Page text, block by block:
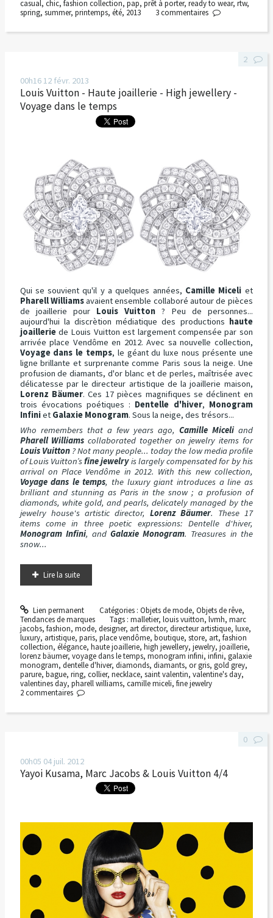
casual, chic, fashion collection, pap, prêt à porter, ready to wear, rtw,
spring, summer, printemps, été, 2013 3commentaires
00h1612 févr. 2013
Louis Vuitton - Haute joaillerie - High jewellery -
Voyage dans le temps
Qui se souvient qu'il y a quelques années, Camille Miceli et
Pharell Williamsavaient ensemble collaboré autour de pièces
de joaillerie pour Louis Vuitton? Peu de personnes...
aujourd'hui la discrètion médiatique des productions haute
joailleriede Louis Vuitton est largement compensée par son
arrivée place Vendôme en 2012. Avec sa nouvelle collection,
Voyage dans le temps, le géant du luxe nous présente une
ligne brillante et surprenante comme Paris sous la neige. Une
profusion de diamants, d'or blanc et de perles, maîtrisée avec
délicatesse par le directeur artistique de la joaillerie maison,
Lorenz Bäumer. Ces 17 pièces magnifiques se déclinent en
trois évocations poétiques : Dentelle d'hiver, Monogram
Infiniet Galaxie Monogram. Sous la neige, des trésors...
Who remembers that a few years ago, Camille Miceliand
Pharell Williams collaborated together on jewelry items for
Louis Vuitton? Not many people... today the low media profile
of Louis Vuitton’sfine jewelryis largely compensated for by his
arrival on Place Vendôme in 2012. With this new collection,
Voyage dans le temps, the luxury giant introduces a line as
brilliant and stunning as Paris in the snow ; a profusion of
diamonds, white gold, and pearls, delicately managed by the
jewelry house's artistic director, Lorenz Bäumer. These 17
items come in three poetic expressions: Dentelle d'hiver,
Monogram Infini, andGalaxie Monogram. Treasures in the
snow...
Lire la suite
Lien permanent Catégories : Objets de mode, Objets de rêve,
Tendances de marques
Tags :malletier,louis vuitton,lvmh,marc
jacobs, fashion, mode, designer, art director, directeur artistique, luxe,
luxury, artistique, paris, place vendôme, boutique, store, art, fashion
collection, élégance, haute joaillerie, high jewellery, jewelry, joaillerie,
lorenz bäumer, voyage dans le temps, monogram infini, infini, galaxie
monogram, dentelle d'hiver, diamonds, diamants, or gris, gold grey,
parure, bague, ring, collier, necklace, saint valentin, valentine's day,
valentines day, pharell williams, camille miceli, fine jewelry
2
2 commentaires
00h05 04 juil. 2012
Yayoi Kusama, Marc Jacobs & Louis Vuitton 4/4
0